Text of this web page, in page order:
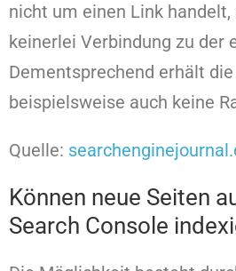
nicht um einen Link handelt,
keinerlei Verbindung zu der
Dementsprechend erhält
beispielsweise auch keine
Quelle:
Können neue Seiten
Search Console